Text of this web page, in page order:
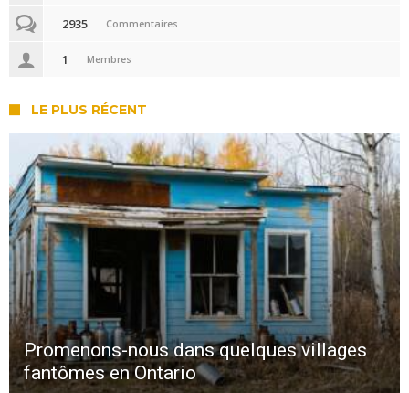
2935 Commentaires
1 Membres
LE PLUS RÉCENT
Promenons-nous dans quelques villages
fantômes en Ontario